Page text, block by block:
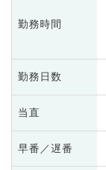
勤務時間
勤務日数
当直
早番／遅番